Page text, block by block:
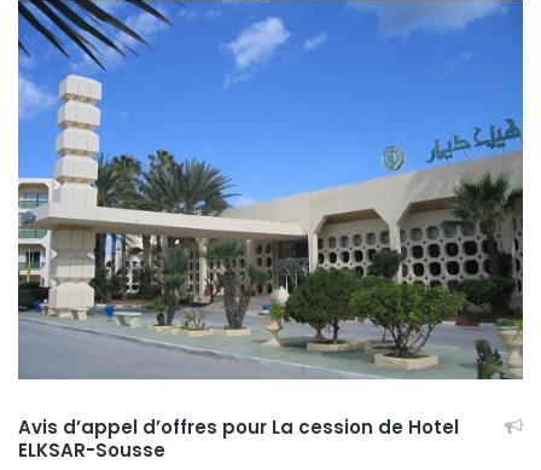
Avis d’appel d’offres pour La cession de Hotel
ELKSAR-Sousse